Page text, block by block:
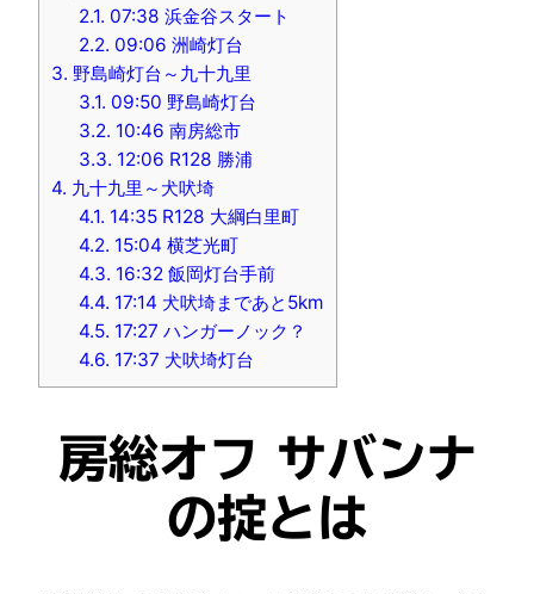
2.1. 07:38 浜金谷スタート
2.2. 09:06 洲崎灯台
3. 野島崎灯台～九十九里
3.1. 09:50 野島崎灯台
3.2. 10:46 南房総市
3.3. 12:06 R128 勝浦
4. 九十九里～犬吠埼
4.1. 14:35 R128 大綱白里町
4.2. 15:04 横芝光町
4.3. 16:32 飯岡灯台手前
4.4. 17:14 犬吠埼まであと5km
4.5. 17:27 ハンガーノック？
4.6. 17:37 犬吠埼灯台
房総オフ サバンナ
の掟とは